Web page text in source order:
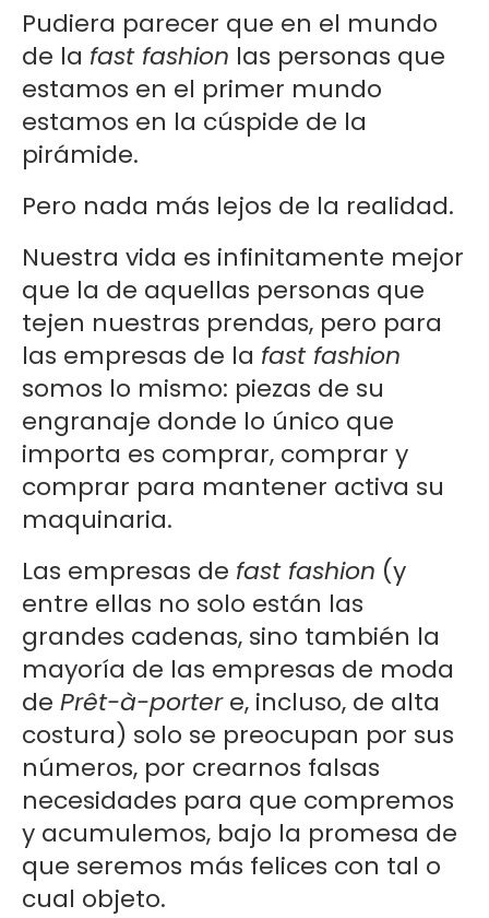
Pudiera parecer que en el mundo
de la fast fashion las personas que
estamos en el primer mundo
estamos en la cúspide de la
pirámide.
Pero nada más lejos de la realidad.
Nuestra vida es infinitamente mejor
que la de aquellas personas que
tejen nuestras prendas, pero para
las empresas de la fast fashion
somos lo mismo: piezas de su
engranaje donde lo único que
importa es comprar, comprar y
comprar para mantener activa su
maquinaria.
Las empresas de fast fashion (y
entre ellas no solo están las
grandes cadenas, sino también la
mayoría de las empresas de moda
de Prêt-à-portere, incluso, de alta
costura) solo se preocupan por sus
números, por crearnos falsas
necesidades para que compremos
y acumulemos, bajo la promesa de
que seremos más felices con tal o
cual objeto.